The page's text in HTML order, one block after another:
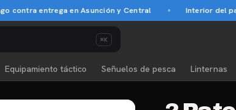
entrega en Asunción y Central Interior del país:
⌘K
Equipamiento táctico Señuelos de pesca Linternas